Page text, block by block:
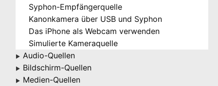
Syphon-Empfängerquelle
Kanonkamera über USB und Syphon
Das iPhone als Webcam verwenden
Simulierte Kameraquelle
▶ Audio-Quellen
▶ Bildschirm-Quellen
▶ Medien-Quellen